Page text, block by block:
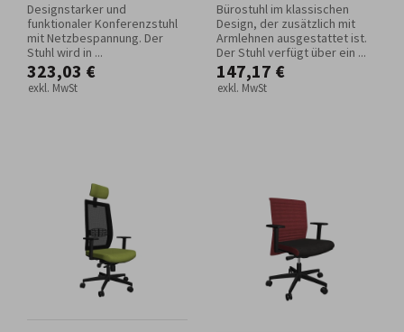
Designstarker und
funktionaler Konferenzstuhl
mit Netzbespannung. Der
Stuhl wird in ...
323,03 €
exkl. MwSt
Bürostuhl im klassischen
Design, der zusätzlich mit
Armlehnen ausgestattet ist.
Der Stuhl verfügt über ein ...
147,17 €
exkl. MwSt